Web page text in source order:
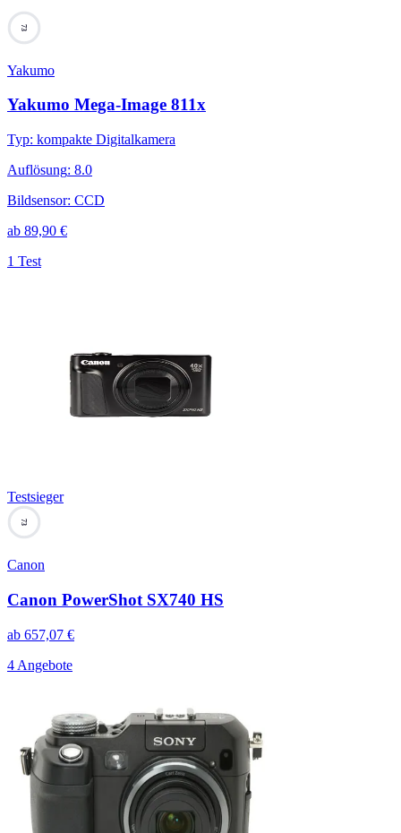
73
Yakumo
Yakumo Mega-Image 811x
Typ: kompakte Digitalkamera
Auflösung: 8.0
Bildsensor: CCD
ab 89,90 €
1 Test
Testsieger
73
Canon
Canon PowerShot SX740 HS
ab 657,07 €
4 Angebote